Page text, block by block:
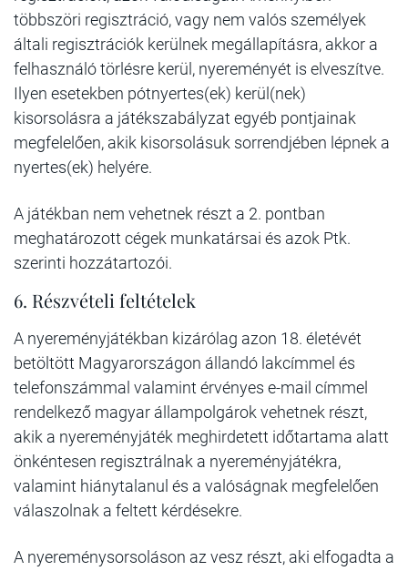
többszöri regisztráció, vagy nem valós személyek
általi regisztrációk kerülnek megállapításra, akkor a
felhasználó törlésre kerül, nyereményét is elveszítve.
Ilyen esetekben pótnyertes(ek) kerül(nek)
kisorsolásra a játékszabályzat egyéb pontjainak
megfelelően, akik kisorsolásuk sorrendjében lépnek a
nyertes(ek) helyére.
A játékban nem vehetnek részt a 2. pontban
meghatározott cégek munkatársai és azok Ptk.
szerinti hozzátartozói.
6. Részvételi feltételek
A nyereményjátékban kizárólag azon 18. életévét
betöltött Magyarországon állandó lakcímmel és
telefonszámmal valamint érvényes e-mail címmel
rendelkező magyar állampolgárok vehetnek részt,
akik a nyereményjáték meghirdetett időtartama alatt
önkéntesen regisztrálnak a nyereményjátékra,
valamint hiánytalanul és a valóságnak megfelelően
válaszolnak a feltett kérdésekre.
A nyereménysorsoláson az vesz részt, aki elfogadta a